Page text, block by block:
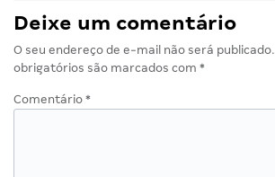
Deixe um comentário
O seu endereço de e-mail não será publicado.
obrigatórios são marcados com *
Comentário *